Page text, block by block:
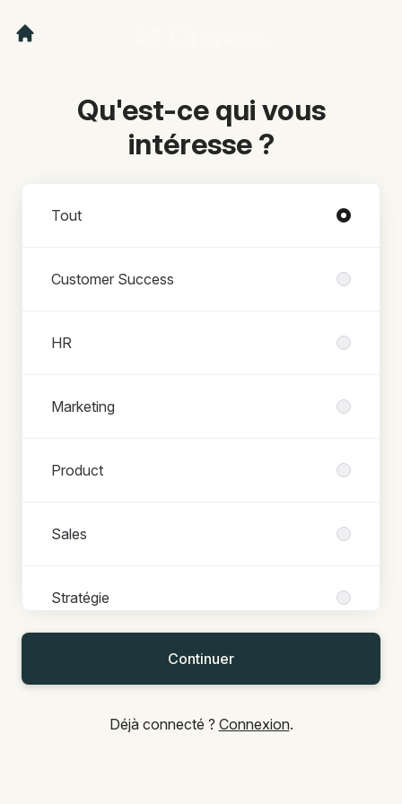
Qu'est-ce qui vous
intéresse ?
Tout
Customer Success
HR
Marketing
Product
Sales
Stratégie
Continuer
Déjà connecté ? Connexion.